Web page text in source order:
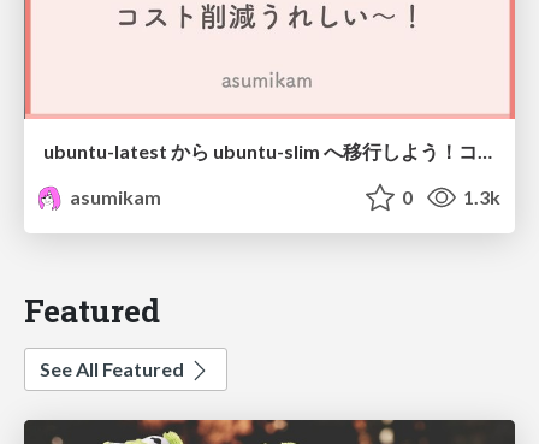
ubuntu-latest から ubuntu-slim へ移行しよう！コスト削減うれしい～！
asumikam
0 1.3k
Featured
See All Featured